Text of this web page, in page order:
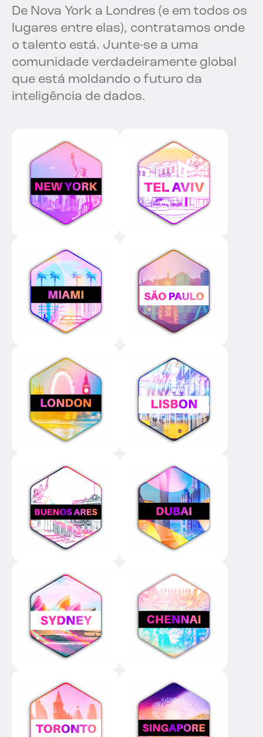
De Nova York a Londres (e em todos os
lugares entre elas), contratamos onde
o talento está. Junte-se a uma
comunidade verdadeiramente global
que está moldando o futuro da
inteligência de dados.